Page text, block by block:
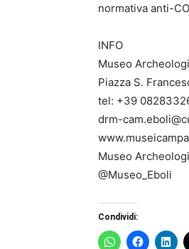
normativa anti-
INFO
Museo
Piazza S.
tel: +39
drm-
Museo
@Museo_Eboli
Condividi: